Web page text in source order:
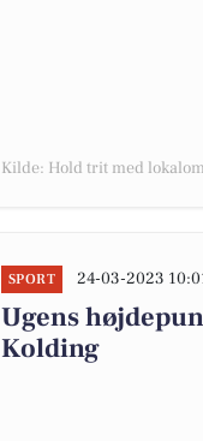
Kilde: Hold trit med
SPORT 24-03-2023
Ugens
Kolding